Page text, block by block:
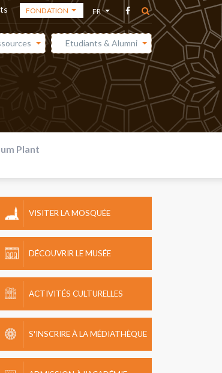
FONDATION
FONDATION
ACADÉMIE DES
ARTS
MÉDIATHÈQUE
FR
AR
EN
Etudiants & Alumni
Plant
VISITER LA MOSQUÉE
DÉCOUVRIR LE MUSÉE
ACTIVITÉS CULTURELLES
S'INSCRIRE À LA MÉDIATHÈQUE